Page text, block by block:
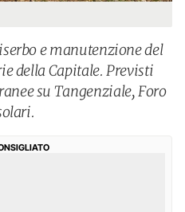
e manutenzione del
della Capitale. Previsti
su Tangenziale, Foro